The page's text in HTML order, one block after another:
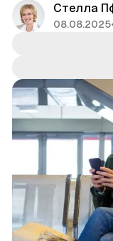
Стелла
08.08.2025•